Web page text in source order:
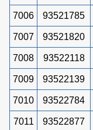
7006 93521785
7007 93521820
7008 93522118
7009 93522139
7010 93522784
7011 93522877